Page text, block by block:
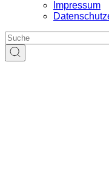
Impressum